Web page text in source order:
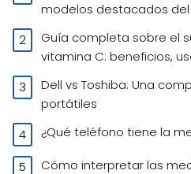
modelos destacados del
Guía completa sobre el
vitamina C: beneficios,
Dell vs Toshiba: Una
portátiles
¿Qué teléfono tiene la
Cómo interpretar las